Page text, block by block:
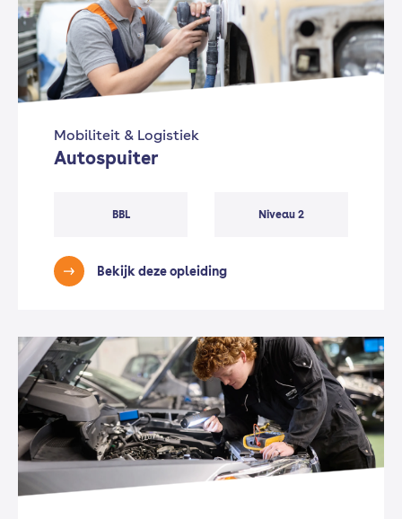
Mobiliteit & Logistiek
Autospuiter
BBL Niveau 2
Bekijk deze opleiding